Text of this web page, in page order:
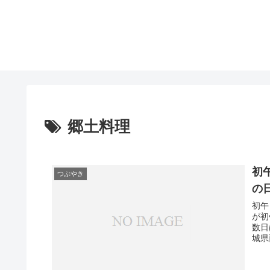
郷土料理
つぶやき
初
の
初
が
数
城